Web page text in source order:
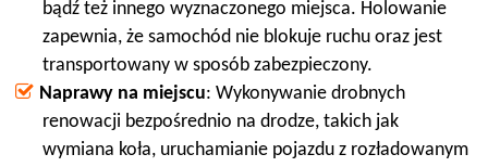
bądź też innego wyznaczonego miejsca. Holowanie
zapewnia, że samochód nie blokuje ruchu oraz jest
transportowany w sposób zabezpieczony.
Naprawy na miejscu: Wykonywanie drobnych
renowacji bezpośrednio na drodze, takich jak
wymiana koła, uruchamianie pojazdu z rozładowanym